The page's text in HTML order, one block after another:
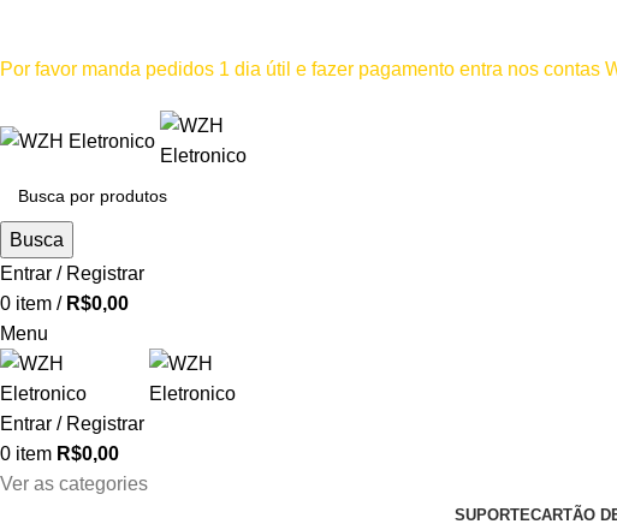
Por favor manda pedidos 1 dia útil e fazer pagamento entra nos
Busca
Entrar / Registrar
0 item / R$0,00
Menu
Entrar / Registrar
0 item R$0,00
Ver as categories
SUPORTECARTÃO